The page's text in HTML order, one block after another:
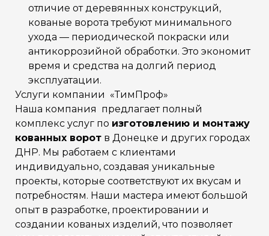
отличие от деревянных конструкций,
кованые ворота требуют минимального
ухода — периодической покраски или
антикоррозийной обработки. Это экономит
время и средства на долгий период
эксплуатации.
Услуги компании «ТимПроф»
Наша компания предлагает полный
комплекс услуг по изготовлению и монтажу
кованных ворот в Донецке и других городах
ДНР. Мы работаем с клиентами
индивидуально, создавая уникальные
проекты, которые соответствуют их вкусам и
потребностям. Наши мастера имеют большой
опыт в разработке, проектировании и
создании кованых изделий, что позволяет